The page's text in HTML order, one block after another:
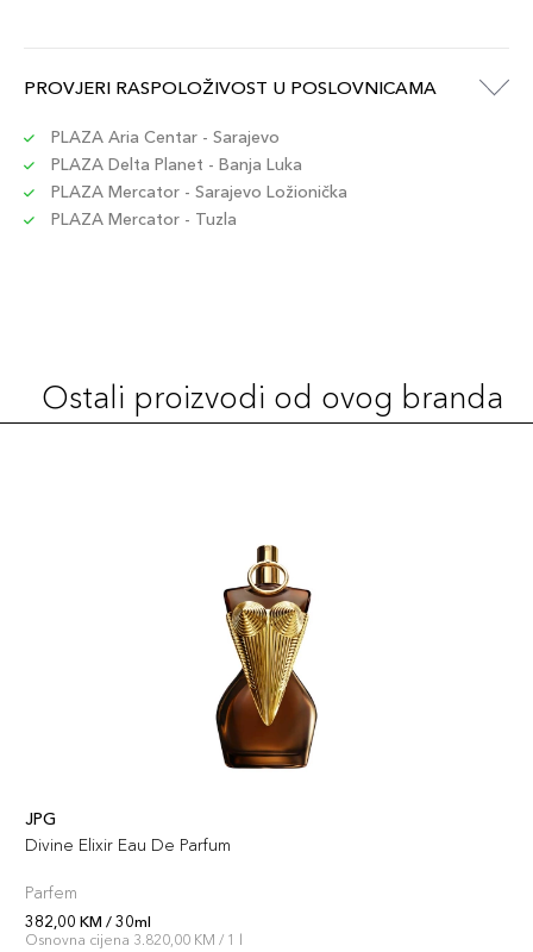
PROVJERI RASPOLOŽIVOST U POSLOVNICAMA
PLAZA Aria Centar - Sarajevo
PLAZA Delta Planet - Banja Luka
PLAZA Mercator - Sarajevo Ložionička
PLAZA Mercator - Tuzla
Ostali proizvodi od ovog branda
JPG
Divine Elixir Eau De Parfum
Parfem
382,00 KM / 30ml
Osnovna cijena 3.820,00 KM / 1 l